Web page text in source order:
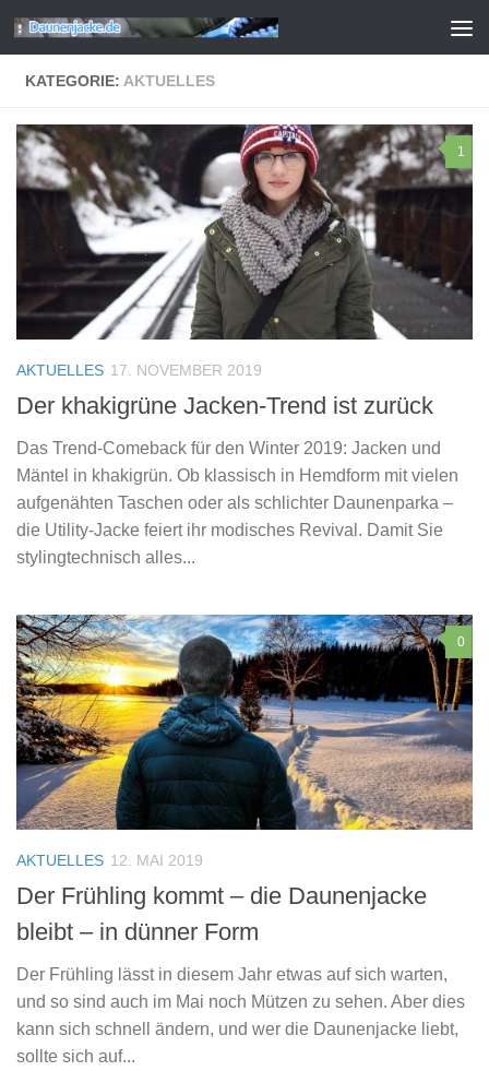
Zum Inhalt springen
KATEGORIE: AKTUELLES
1
AKTUELLES 17. NOVEMBER 2019
Der khakigrüne Jacken-Trend ist zurück
Das Trend-Comeback für den Winter 2019: Jacken und
Mäntel in khakigrün. Ob klassisch in Hemdform mit vielen
aufgenähten Taschen oder als schlichter Daunenparka –
die Utility-Jacke feiert ihr modisches Revival. Damit Sie
stylingtechnisch alles...
0
AKTUELLES 12. MAI 2019
Der Frühling kommt – die Daunenjacke
bleibt – in dünner Form
Der Frühling lässt in diesem Jahr etwas auf sich warten,
und so sind auch im Mai noch Mützen zu sehen. Aber dies
kann sich schnell ändern, und wer die Daunenjacke liebt,
sollte sich auf...